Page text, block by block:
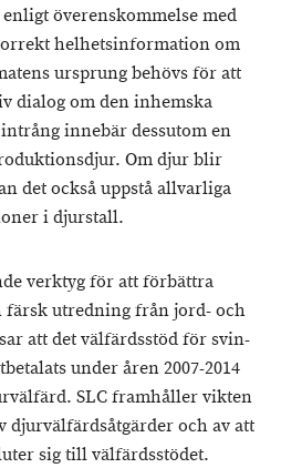
överenskommelse med
helhetsinformation om
ursprung behövs för att
dialog om den inhemska
innebär dessutom en
Om djur blir
det också uppstå allvarliga
i djurstall.
verktyg för att förbättra
färsk utredning från jord- och
att det välfärdsstöd för svin-
under åren 2007-2014
SLC framhåller vikten
djurvälfärdsåtgärder och av att
sig till välfärdsstödet.